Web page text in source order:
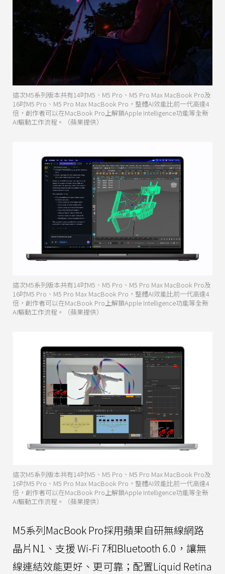
這次M5系列版本共有14吋M5、M5 Pro、M5 Pro Max MacBook Pro及
16吋M5 Pro、M5 Pro Max MacBook Pro，整體AI效能比前一代高達4
倍，創作者可以在MacBook Pro上解鎖Apple Intelligence功能等全新
AI驅動工作流程。（蘋果提供）
這次M5系列版本共有14吋M5、M5 Pro、M5 Pro Max MacBook Pro及
16吋M5 Pro、M5 Pro Max MacBook Pro，整體AI效能比前一代高達4
倍，創作者可以在MacBook Pro上解鎖Apple Intelligence功能等全新
AI驅動工作流程。（蘋果提供）
這次M5系列版本共有14吋M5、M5 Pro、M5 Pro Max MacBook Pro及
16吋M5 Pro、M5 Pro Max MacBook Pro，整體AI效能比前一代高達4
倍，創作者可以在MacBook Pro上解鎖Apple Intelligence功能等全新
AI驅動工作流程。（蘋果提供）
M5系列MacBook Pro採用蘋果自研無線網路
晶片N1、支援 Wi-Fi 7和Bluetooth 6.0，讓無
線連結效能更好、更可靠；配置Liquid Retina